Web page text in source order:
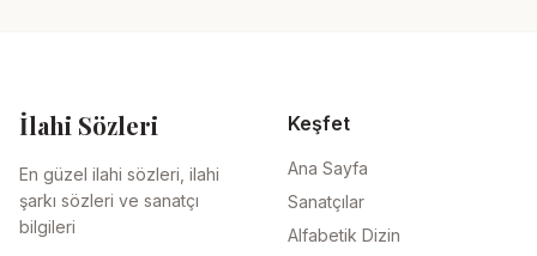
İlahi Sözleri
En güzel ilahi sözleri, ilahi
şarkı sözleri ve sanatçı
bilgileri
Keşfet
Ana Sayfa
Sanatçılar
Alfabetik Dizin